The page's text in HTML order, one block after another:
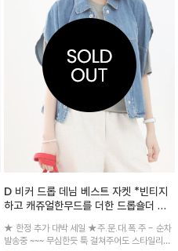
D 비커 드롭 데님 베스트 자켓 *빈티지
하고 캐쥬얼한무드를 더한 드롭숄더 루
★ 한정 추가 대박 세일 ★주.문.대.폭.주 - 순차
발송중 ~~~ 무심한듯 툭 걸쳐주어도 스타일리하